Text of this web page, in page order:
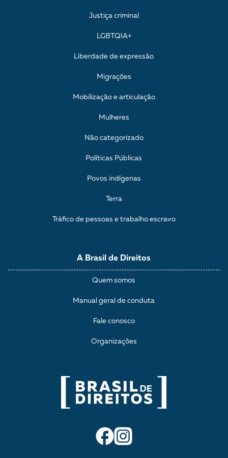
A Brasil de Direitos
Quem somos
Manual geral de conduta
Fale conosco
Organizações
Justiça criminal
LGBTQIA+
Liberdade de expressão
Migrações
Mobilização e articulação
Mulheres
Não categorizado
Políticas Públicas
Povos indígenas
Terra
Tráfico de pessoas e trabalho escravo